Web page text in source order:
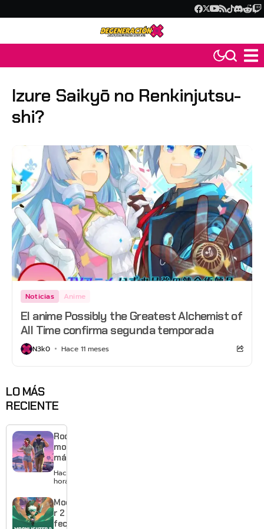
Izure Saikyō no Renkinjutsu-
shi?
Noticias Anime
El anime Possibly the Greatest Alchemist of
All Time confirma segunda temporada
N3k0 Hace 11 meses
LO MÁS
RECIENTE
Rockstar
mostrará
más de
GTA 6 en
agosto
estreno
anticipado
en Netflix
Hace 13
horas
Moonlighte
r 2 ya tiene
fecha y